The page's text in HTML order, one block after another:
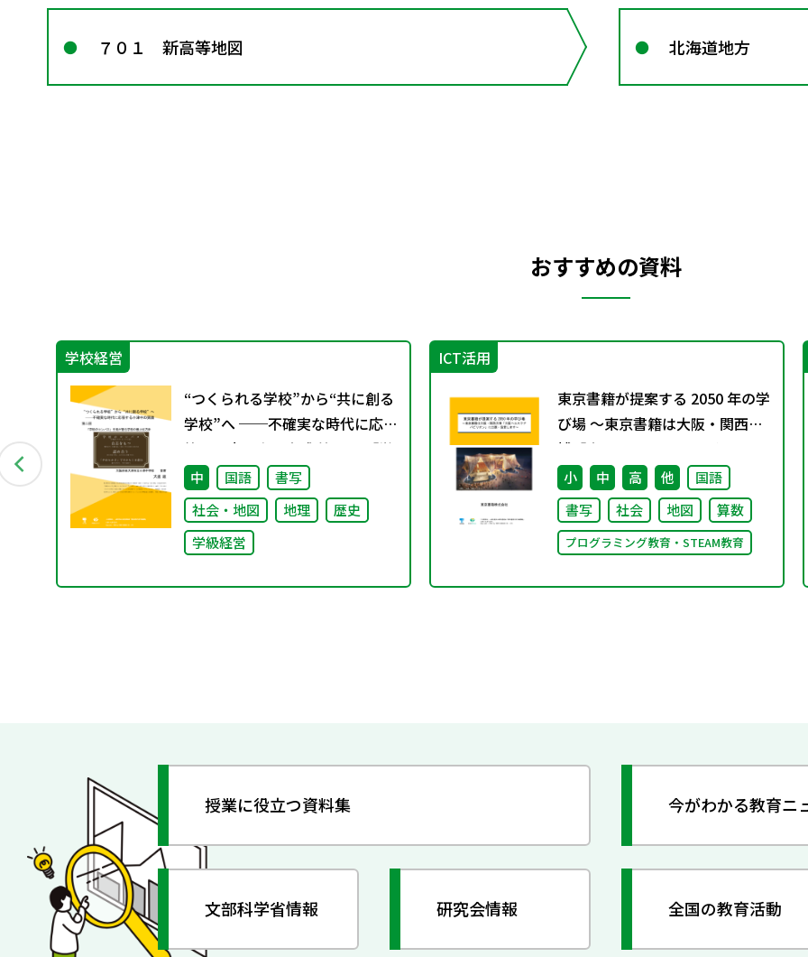
７０１ 新高等地図 北海道地方
おすすめの資料
学校経営
“つくられる学校”から“共に創る
学校”へ ──不確実な時代に応
答する小津中の実践 第二回 「学
校のコンパス」生徒が創る学校
の最上位方針
中 国語
書写
社会・地図
地理
歴史
学級経営
ICT活用
東京書籍が提案する 2050 年の学
び場 ～東京書籍は大阪・関西万
博「大阪ヘルスケア パビリオ
ン」に出展・協賛します～
小 中 高 他
国語
書写
社会 地図 算数
プログラミング教育・STEAM教育
授業に役立つ資料集 今がわかる教育ニ
文部科学省情報 研究会情報 全国の教育活動